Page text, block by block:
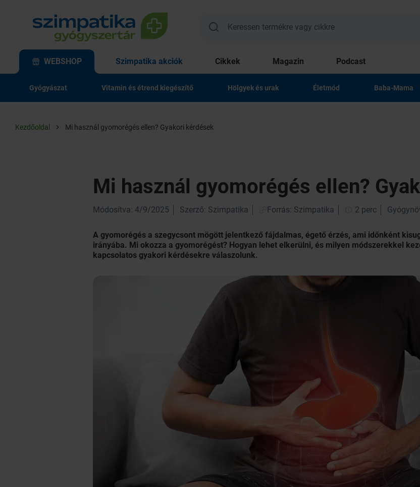
WEBSHOP Szimpatika akciók Cikkek Magazin Podcast
Gyógyászat Vitamin és étrend kiegészítő Hölgyek és urak Életmód Baba-Mama
Kezdőoldal Mi használ gyomorégés ellen? Gyakori kérdések
Mi használ gyomorégés ellen?
Módosítva: 4/9/2025 Szerző: Szimpatika Forrás: Szimpatika 2 perc
A gyomorégés a szegycsont mögött jelentkező fájdalmas, égető érzés, ami időnként
irányába. Mi okozza a gyomorégést? Hogyan lehet elkerülni, és milyen módszerekkel
kapcsolatos gyakori kérdésekre válaszolunk.